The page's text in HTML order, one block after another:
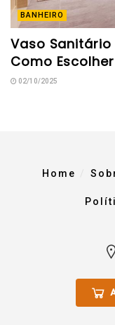
BANHEIRO
Vaso
Como
02/10/2025
Home